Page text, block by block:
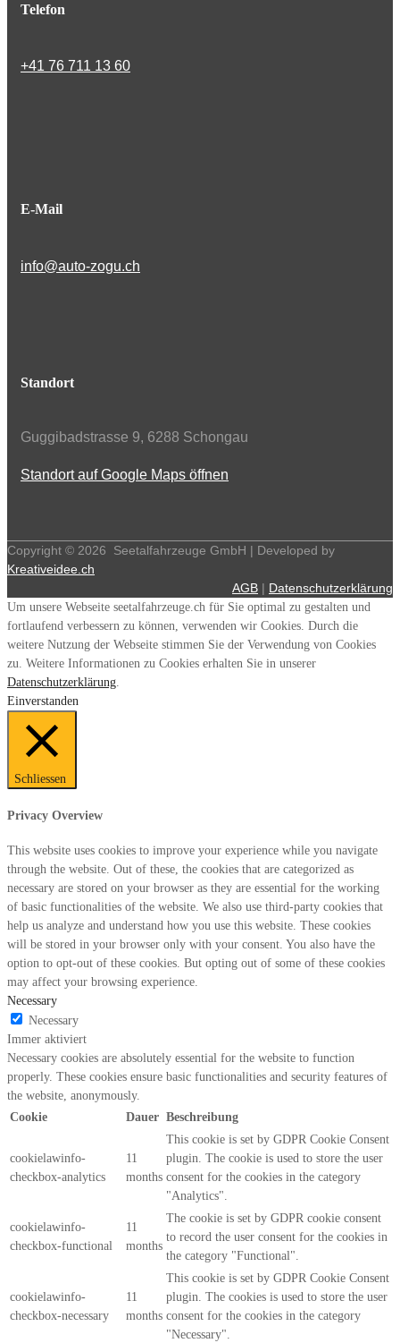
Telefon
+41 76 711 13 60
E-Mail
info@auto-zogu.ch
Standort
Guggibadstrasse 9, 6288 Schongau
Standort auf Google Maps öffnen
Copyright © 2026
Seetalfahrzeuge GmbH | Developed by
Kreativeidee.ch
AGB | Datenschutzerklärung
Um unsere Webseite seetalfahrzeuge.ch für Sie optimal zu gestalten und
fortlaufend verbessern zu können, verwenden wir Cookies. Durch die
weitere Nutzung der Webseite stimmen Sie der Verwendung von Cookies
zu. Weitere Informationen zu Cookies erhalten Sie in unserer
Datenschutzerklärung.
Einverstanden
Schliessen
Privacy Overview
This website uses cookies to improve your experience while you navigate
through the website. Out of these, the cookies that are categorized as
necessary are stored on your browser as they are essential for the working
of basic functionalities of the website. We also use third-party cookies that
help us analyze and understand how you use this website. These cookies
will be stored in your browser only with your consent. You also have the
option to opt-out of these cookies. But opting out of some of these cookies
may affect your browsing experience.
Necessary
Necessary
Immer aktiviert
Necessary cookies are absolutely essential for the website to function
properly. These cookies ensure basic functionalities and security features of
the website, anonymously.
Cookie
Dauer Beschreibung
cookielawinfo-
checkbox-analytics
11
months
This cookie is set by GDPR Cookie Consent
plugin. The cookie is used to store the user
consent for the cookies in the category
"Analytics".
cookielawinfo-
checkbox-functional
11
months
The cookie is set by GDPR cookie consent
to record the user consent for the cookies in
the category "Functional".
cookielawinfo-
checkbox-necessary
11
months
This cookie is set by GDPR Cookie Consent
plugin. The cookies is used to store the user
consent for the cookies in the category
"Necessary".